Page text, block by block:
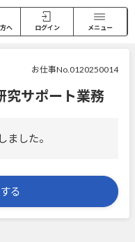
へ ログイン メニュー
お仕事No.0120250014
究サポート業務
ました。
る